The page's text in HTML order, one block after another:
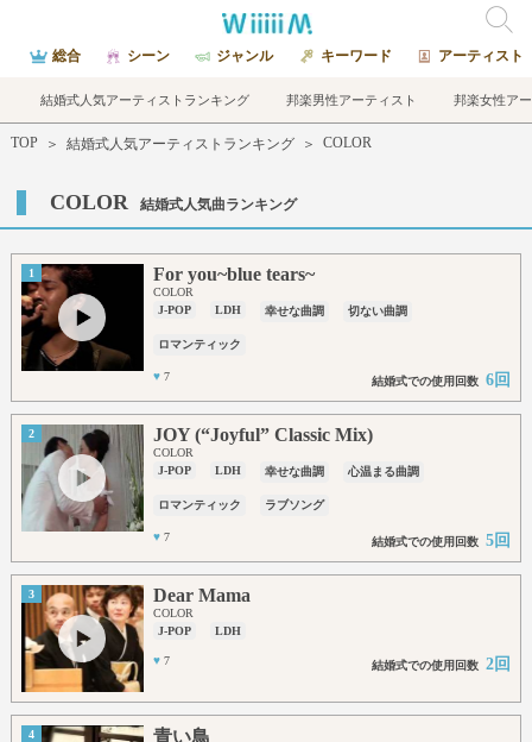
総合 シーン ジャンル キーワード アーティスト
結婚式人気アーティストランキング 邦楽男性アーティスト 邦楽女性ア
TOP ＞ 結婚式人気アーティストランキング ＞ COLOR
COLOR 結婚式人気曲ランキング
1 For you~blue tears~
COLOR
J-POP
LDH 幸せな曲調 切ない曲調
ロマンティック
♥ 7 結婚式での使用回数 6回
2 JOY (“Joyful” Classic Mix)
COLOR
J-POP
LDH 幸せな曲調 心温まる曲調
ロマンティック ラブソング
♥ 7 結婚式での使用回数 5回
3 Dear Mama
COLOR
J-POP
LDH
♥ 7 結婚式での使用回数 2回
4 青い鳥